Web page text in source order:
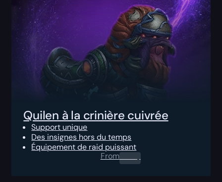
Quilen à la crinière cuivrée
Support unique
Des insignes hors du temps
Équipement de raid puissant
From0.00 $